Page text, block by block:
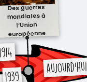
1939
aujourd’hui
Des guerres
mondiales à
l’Union
européenne